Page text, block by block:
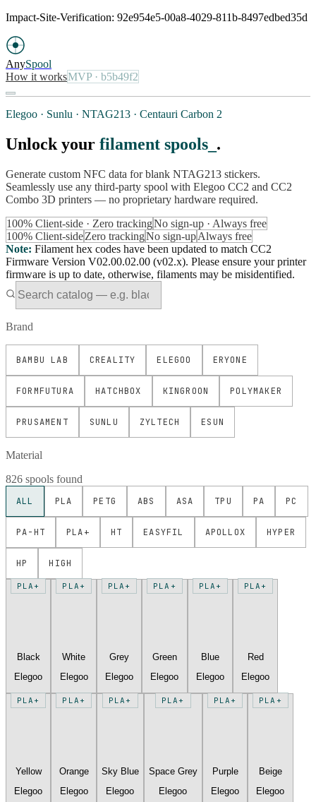
Impact-Site-Verification: 92e954e5-00a8-4029-811b-8497edbed35d
AnySpool
How it worksMVP· b5b49f2
Elegoo · Sunlu · NTAG213 · Centauri Carbon 2
Unlock your filament spools .
Generate custom NFC data for blank NTAG213 stickers.
Seamlessly use any third-party spool with Elegoo CC2 and CC2
Combo 3D printers — no proprietary hardware required.
100% Client-side · Zero trackingNo sign-up · Always free
100% Client-sideZero trackingNo sign-upAlways free
Note: Filament hex codes have been updated to match CC2
Firmware Version V02.00.02.00 (v02.x). Please ensure your printer
firmware is up to date, otherwise, filaments may be misidentified.
Brand
BAMBU LAB CREALITY ELEGOO ERYONE
FORMFUTURA HATCHBOX KINGROON POLYMAKER
PRUSAMENT SUNLU ZYLTECH ESUN
Material
826 spools found
ALL PLA PETG ABS ASA TPU PA PC
PA-HT PLA+ HT EASYFIL APOLLOX HYPER
HP HIGH
PLA+
Black
Elegoo
PLA+
White
Elegoo
PLA+
Grey
Elegoo
PLA+
Green
Elegoo
PLA+
Blue
Elegoo
PLA+
Red
Elegoo
PLA+
Yellow
Elegoo
PLA+
Orange
Elegoo
PLA+
Sky Blue
Elegoo
PLA+
Space Grey
Elegoo
PLA+
Purple
Elegoo
PLA+
Beige
Elegoo